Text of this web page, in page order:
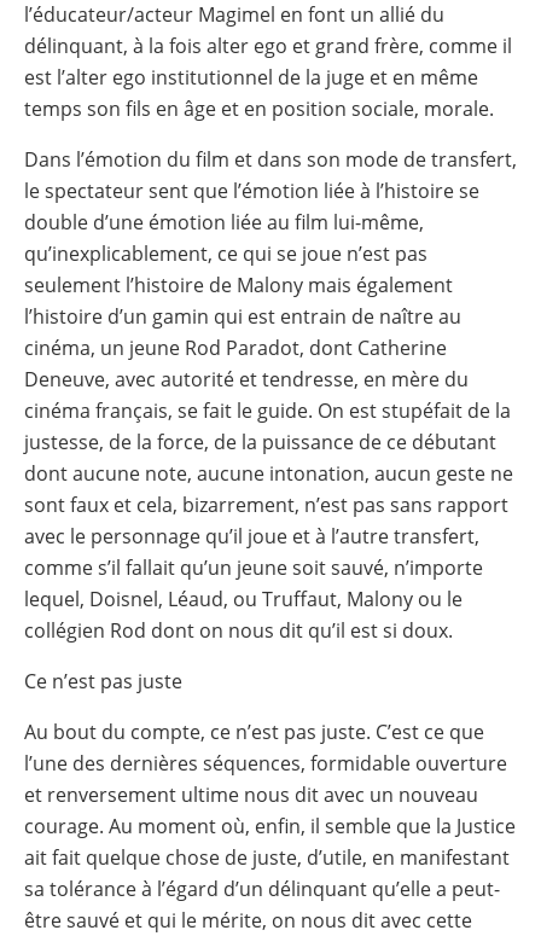
l’éducateur/acteur Magimel en font un allié du
délinquant, à la fois alter ego et grand frère, comme il
est l’alter ego institutionnel de la juge et en même
temps son fils en âge et en position sociale, morale.
Dans l’émotion du film et dans son mode de transfert,
le spectateur sent que l’émotion liée à l’histoire se
double d’une émotion liée au film lui-même,
qu’inexplicablement, ce qui se joue n’est pas
seulement l’histoire de Malony mais également
l’histoire d’un gamin qui est entrain de naître au
cinéma, un jeune Rod Paradot, dont Catherine
Deneuve, avec autorité et tendresse, en mère du
cinéma français, se fait le guide. On est stupéfait de la
justesse, de la force, de la puissance de ce débutant
dont aucune note, aucune intonation, aucun geste ne
sont faux et cela, bizarrement, n’est pas sans rapport
avec le personnage qu’il joue et à l’autre transfert,
comme s’il fallait qu’un jeune soit sauvé, n’importe
lequel, Doisnel, Léaud, ou Truffaut, Malony ou le
collégien Rod dont on nous dit qu’il est si doux.
Ce n’est pas juste
Au bout du compte, ce n’est pas juste. C’est ce que
l’une des dernières séquences, formidable ouverture
et renversement ultime nous dit avec un nouveau
courage. Au moment où, enfin, il semble que la Justice
ait fait quelque chose de juste, d’utile, en manifestant
sa tolérance à l’égard d’un délinquant qu’elle a peut-
être sauvé et qui le mérite, on nous dit avec cette